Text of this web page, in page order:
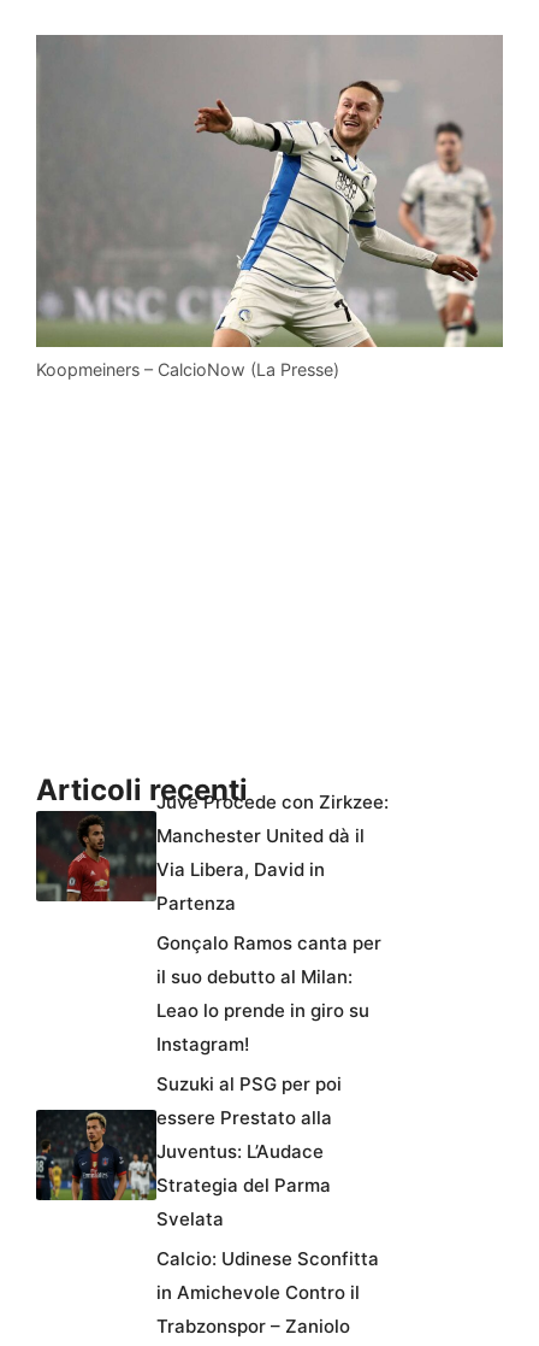
Koopmeiners – CalcioNow (La Presse)
Articoli recentiJuve Procede con Zirkzee:
Manchester United dà il
Via Libera, David in
Partenza
Gonçalo Ramos canta per
il suo debutto al Milan:
Leao lo prende in giro su
Instagram!
Suzuki al PSG per poi
essere Prestato alla
Juventus: L’Audace
Strategia del Parma
Svelata
Calcio: Udinese Sconfitta
in Amichevole Contro il
Trabzonspor – Zaniolo